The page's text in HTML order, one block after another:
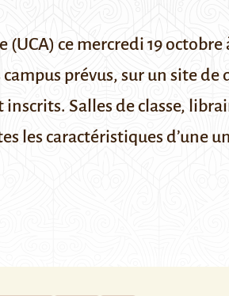
(UCA) ce mercredi 19
prévus, sur un site
Salles de classe,
les caractéristiques d’une